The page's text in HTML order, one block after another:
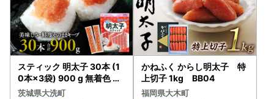
スティック 明太子 30本 (1
0本×3袋) 900 g 無着色 辛
子明太子_AM046
茨城県大洗町
かねふく からし明太子 特
上切子 1kg BB04
福岡県大木町